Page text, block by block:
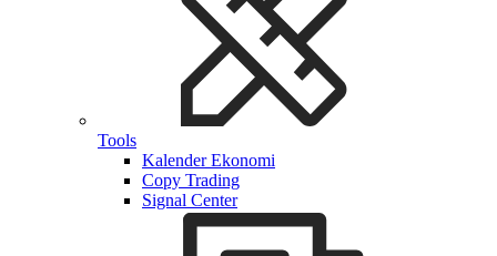
Tools
Kalender Ekonomi
Copy Trading
Signal Center